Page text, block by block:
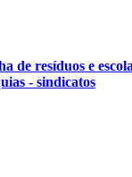
de resíduos e
- sindicatos